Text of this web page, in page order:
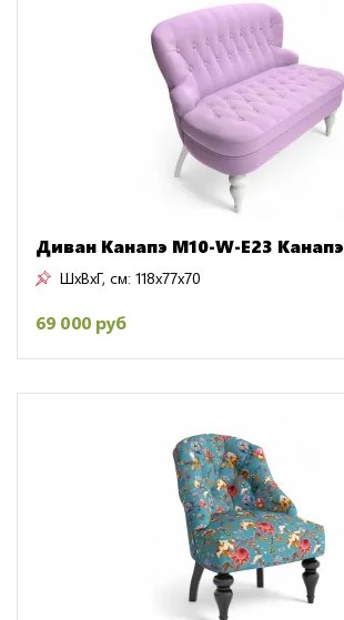
Диван Канапэ M10-W-E23 Канапэ
ШxВxГ, см: 118x77x70
69 000 руб